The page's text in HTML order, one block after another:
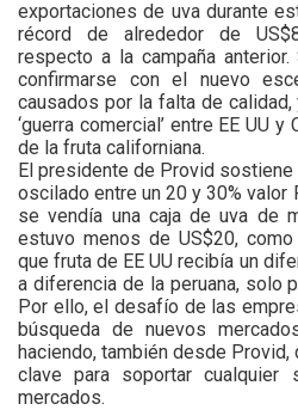
exportaciones de uva durante
récord de alrededor de
respecto a la campaña
confirmarse con el nuevo
causados por la falta de
‘guerra comercial’ entre EE UU
de la fruta californiana.
El presidente de Provid
oscilado entre un 20 y 30% valor
se vendía una caja de uva de
estuvo menos de US$20, como
que fruta de EE UU recibía un
a diferencia de la peruana, solo
Por ello, el desafío de las
búsqueda de nuevos
haciendo, también desde Provid,
clave para soportar cualquier
mercados.